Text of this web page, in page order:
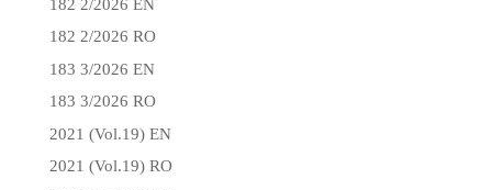
182 2/2026 EN
182 2/2026 RO
183 3/2026 EN
183 3/2026 RO
2021 (Vol.19) EN
2021 (Vol.19) RO